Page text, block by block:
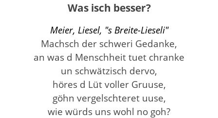
Was isch besser?
Meier, Liesel, "s Breite-Lieseli"
Machsch der schweri Gedanke,
an was d Menschheit tuet chranke
un schwätzisch dervo,
höres d Lüt voller Gruuse,
göhn vergelschteret uuse,
wie würds uns wohl no goh?